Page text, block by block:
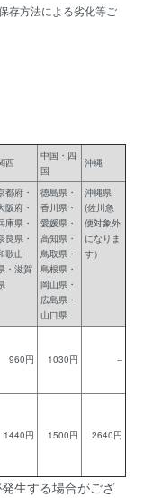
存方法による劣化等ご
西
中国・四
国
沖縄
都府・
阪府・
庫県・
良県・
歌山
・滋賀
徳島県・
香川県・
愛媛県・
高知県・
鳥取県・
島根県・
岡山県・
広島県・
山口県
沖縄県
(佐川急
便対象外
になりま
す）
960円 1030円 --
1440円 1500円 2640円
生する場合がござ